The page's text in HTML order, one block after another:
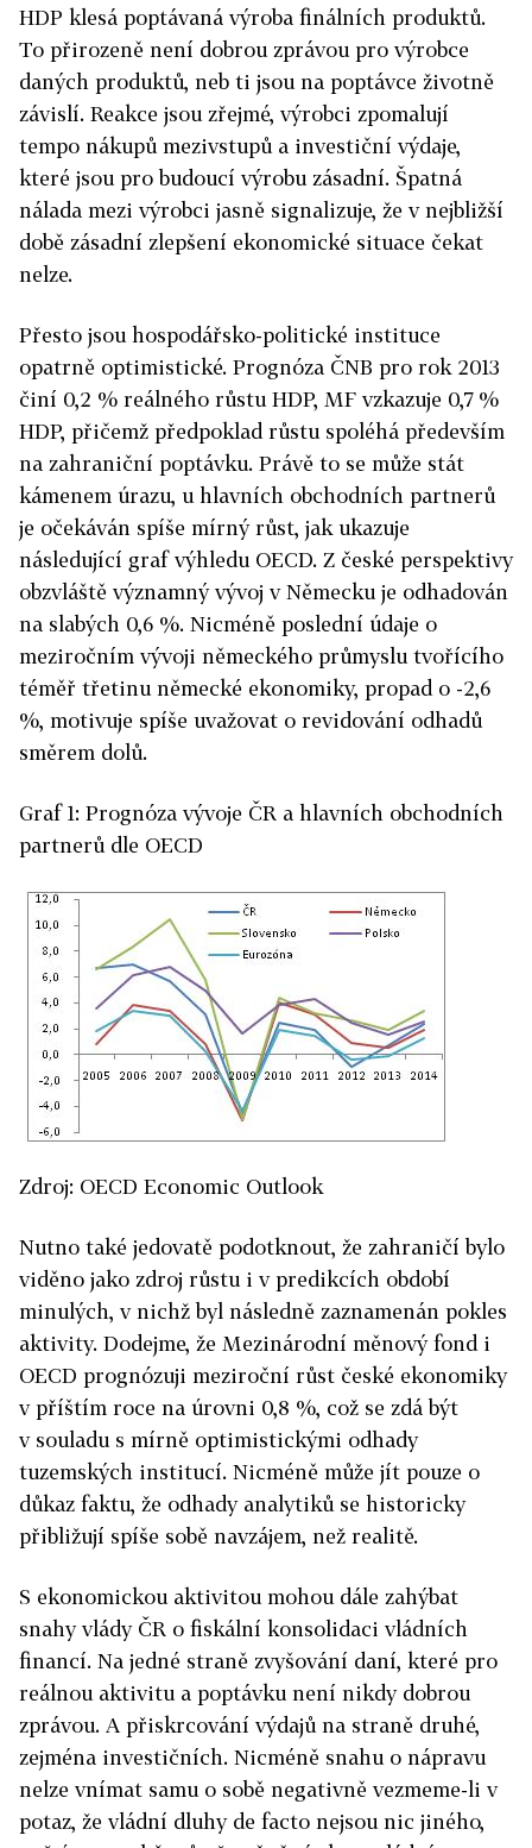
HDP klesá poptávaná výroba finálních produktů.
To přirozeně není dobrou zprávou pro výrobce
daných produktů, neb ti jsou na poptávce životně
závislí. Reakce jsou zřejmé, výrobci zpomalují
tempo nákupů mezivstupů a investiční výdaje,
které jsou pro budoucí výrobu zásadní. Špatná
nálada mezi výrobci jasně signalizuje, že v nejbližší
době zásadní zlepšení ekonomické situace čekat
nelze.
Přesto jsou hospodářsko-politické instituce
opatrně optimistické. Prognóza ČNB pro rok 2013
činí 0,2 % reálného růstu HDP, MF vzkazuje 0,7 %
HDP, přičemž předpoklad růstu spoléhá především
na zahraniční poptávku. Právě to se může stát
kámenem úrazu, u hlavních obchodních partnerů
je očekáván spíše mírný růst, jak ukazuje
následující graf výhledu OECD. Z české perspektivy
obzvláště významný vývoj v Německu je odhadován
na slabých 0,6 %. Nicméně poslední údaje o
meziročním vývoji německého průmyslu tvořícího
téměř třetinu německé ekonomiky, propad o -2,6
%, motivuje spíše uvažovat o revidování odhadů
směrem dolů.
Graf 1: Prognóza vývoje ČR a hlavních obchodních
partnerů dle OECD
Zdroj: OECD Economic Outlook
Nutno také jedovatě podotknout, že zahraničí bylo
viděno jako zdroj růstu i v predikcích období
minulých, v nichž byl následně zaznamenán pokles
aktivity. Dodejme, že Mezinárodní měnový fond i
OECD prognózuji meziroční růst české ekonomiky
v příštím roce na úrovni 0,8 %, což se zdá být
v souladu s mírně optimistickými odhady
tuzemských institucí. Nicméně může jít pouze o
důkaz faktu, že odhady analytiků se historicky
přibližují spíše sobě navzájem, než realitě.
S ekonomickou aktivitou mohou dále zahýbat
snahy vlády ČR o fiskální konsolidaci vládních
financí. Na jedné straně zvyšování daní, které pro
reálnou aktivitu a poptávku není nikdy dobrou
zprávou. A přiskrcování výdajů na straně druhé,
zejména investičních. Nicméně snahu o nápravu
nelze vnímat samu o sobě negativně vezmeme-li v
potaz, že vládní dluhy de facto nejsou nic jiného,